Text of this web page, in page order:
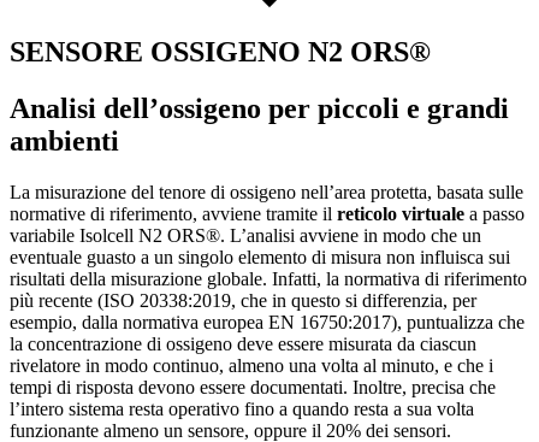
SENSORE OSSIGENO N2 ORS®
Analisi dell’ossigeno per piccoli e grandi
ambienti
La misurazione del tenore di ossigeno nell’area protetta, basata sulle
normative di riferimento, avviene tramite il reticolo virtuale a passo
variabile Isolcell N2 ORS®. L’analisi avviene in modo che un
eventuale guasto a un singolo elemento di misura non influisca sui
risultati della misurazione globale. Infatti, la normativa di riferimento
più recente (ISO 20338:2019, che in questo si differenzia, per
esempio, dalla normativa europea EN 16750:2017), puntualizza che
la concentrazione di ossigeno deve essere misurata da ciascun
rivelatore in modo continuo, almeno una volta al minuto, e che i
tempi di risposta devono essere documentati. Inoltre, precisa che
l’intero sistema resta operativo fino a quando resta a sua volta
funzionante almeno un sensore, oppure il 20% dei sensori.